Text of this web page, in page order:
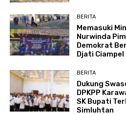
BERITA
Memasuki
Nurwinda
Demokrat
Djati Ciampel
BERITA
Dukung
DPKPP
SK Bupati
Simluhtan